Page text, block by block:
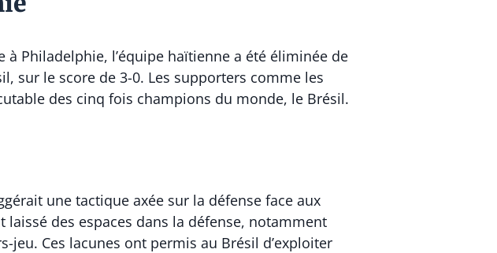
Philadelphie, l’équipe haïtienne a été éliminée de
sur le score de 3-0. Les supporters comme les
des cinq fois champions du monde, le Brésil.
une tactique axée sur la défense face aux
des espaces dans la défense, notamment
Ces lacunes ont permis au Brésil d’exploiter